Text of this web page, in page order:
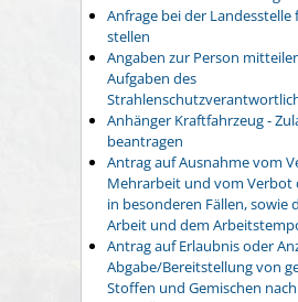
Anfrage bei der
stellen
Angaben zur Person
Aufgaben des
Anhänger Kraftfahrzeug -
beantragen
Antrag auf Ausnahme vom
Mehrarbeit und vom Verbot
in besonderen Fällen, sowie
Arbeit und dem
Antrag auf Erlaubnis oder
Abgabe/Bereitstellung von
Stoffen und Gemischen